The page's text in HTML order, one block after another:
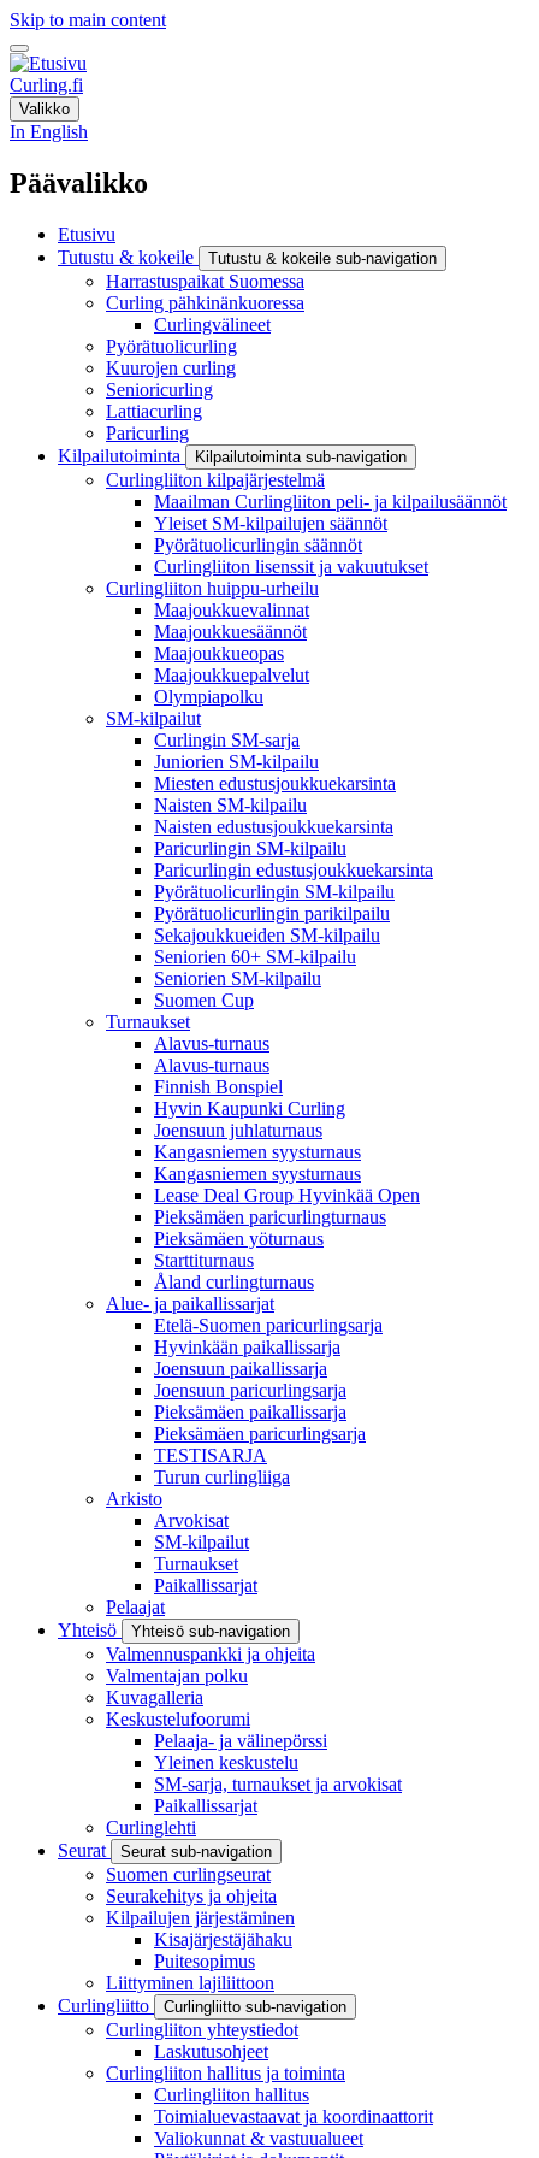
Skip to main content
Curling.fi
Valikko
In English
Päävalikko
Etusivu
Tutustu & kokeile
Tutustu & kokeile sub-navigation
Harrastuspaikat Suomessa
Curling pähkinänkuoressa
Curlingvälineet
Pyörätuolicurling
Kuurojen curling
Senioricurling
Lattiacurling
Paricurling
Kilpailutoiminta
Kilpailutoiminta sub-navigation
Curlingliiton kilpajärjestelmä
Maailman Curlingliiton peli- ja kilpailusäännöt
Yleiset SM-kilpailujen säännöt
Pyörätuolicurlingin säännöt
Curlingliiton lisenssit ja vakuutukset
Curlingliiton huippu-urheilu
Maajoukkuevalinnat
Maajoukkuesäännöt
Maajoukkueopas
Maajoukkuepalvelut
Olympiapolku
SM-kilpailut
Curlingin SM-sarja
Juniorien SM-kilpailu
Miesten edustusjoukkuekarsinta
Naisten SM-kilpailu
Naisten edustusjoukkuekarsinta
Paricurlingin SM-kilpailu
Paricurlingin edustusjoukkuekarsinta
Pyörätuolicurlingin SM-kilpailu
Pyörätuolicurlingin parikilpailu
Sekajoukkueiden SM-kilpailu
Seniorien 60+ SM-kilpailu
Seniorien SM-kilpailu
Suomen Cup
Turnaukset
Alavus-turnaus
Alavus-turnaus
Finnish Bonspiel
Hyvin Kaupunki Curling
Joensuun juhlaturnaus
Kangasniemen syysturnaus
Kangasniemen syysturnaus
Lease Deal Group Hyvinkää Open
Pieksämäen paricurlingturnaus
Pieksämäen yöturnaus
Starttiturnaus
Åland curlingturnaus
Alue- ja paikallissarjat
Etelä-Suomen paricurlingsarja
Hyvinkään paikallissarja
Joensuun paikallissarja
Joensuun paricurlingsarja
Pieksämäen paikallissarja
Pieksämäen paricurlingsarja
TESTISARJA
Turun curlingliiga
Arkisto
Arvokisat
SM-kilpailut
Turnaukset
Paikallissarjat
Pelaajat
Yhteisö
Yhteisö sub-navigation
Valmennuspankki ja ohjeita
Valmentajan polku
Kuvagalleria
Keskustelufoorumi
Pelaaja- ja välinepörssi
Yleinen keskustelu
SM-sarja, turnaukset ja arvokisat
Paikallissarjat
Curlinglehti
Seurat
Seurat sub-navigation
Suomen curlingseurat
Seurakehitys ja ohjeita
Kilpailujen järjestäminen
Kisajärjestäjähaku
Puitesopimus
Liittyminen lajiliittoon
Curlingliitto
Curlingliitto sub-navigation
Curlingliiton yhteystiedot
Laskutusohjeet
Curlingliiton hallitus ja toiminta
Curlingliiton hallitus
Toimialuevastaavat ja koordinaattorit
Valiokunnat & vastuualueet